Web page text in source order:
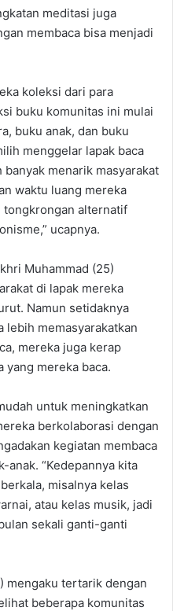
meditasi juga
membaca bisa menjadi
koleksi dari para
buku komunitas ini mulai
buku anak, dan buku
menggelar lapak baca
menarik masyarakat
waktu luang mereka
tongkrongan alternatif
ucapnya.
Muhammad (25)
di lapak mereka
Namun setidaknya
lebih memasyarakatkan
mereka juga kerap
yang mereka baca.
untuk meningkatkan
berkolaborasi dengan
kegiatan membaca
anak. “Kedepannya kita
misalnya kelas
atau kelas musik, jadi
sekali ganti-ganti
mengaku tertarik dengan
beberapa komunitas